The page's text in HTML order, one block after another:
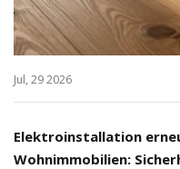
Jul, 29 2026
Elektroinstallation
Wohnimmobilien: